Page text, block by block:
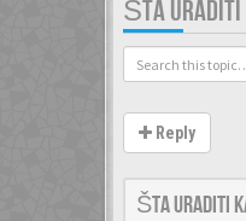
ŠTA
Reply
Šta uraditi